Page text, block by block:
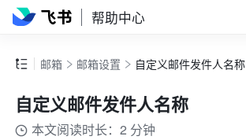
帮助中心
邮箱 邮箱设置 自定义邮件发件人名称
自定义邮件发件人名称
本文阅读时长：2 分钟